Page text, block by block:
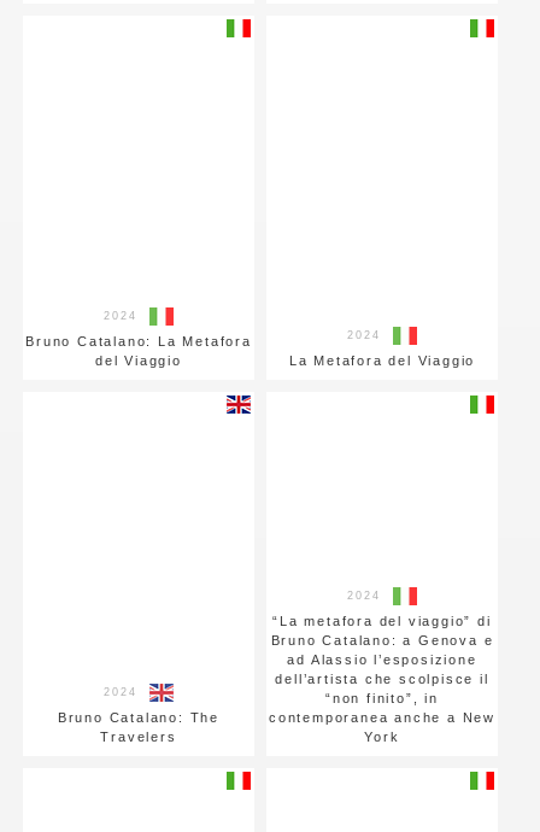
2024
Bruno Catalano: La Metafora
del Viaggio
2024
La Metafora del Viaggio
2024
Bruno Catalano: The
Travelers
2024
“La metafora del viaggio” di
Bruno Catalano: a Genova e
ad Alassio l’esposizione
dell’artista che scolpisce il
“non finito”, in
contemporanea anche a New
York